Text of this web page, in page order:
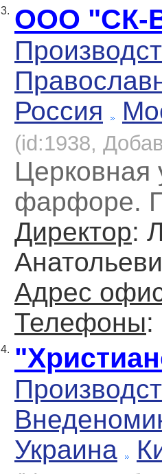
3. ООО "СК-
Россия
(id:1938,
Церковная
фарфоре.
Директор:
Адрес
Телефоны:
4.
Украина